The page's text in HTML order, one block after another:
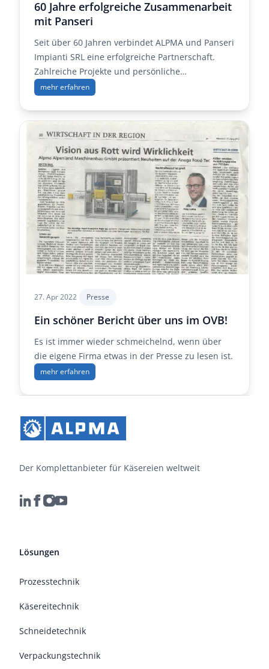
60 Jahre erfolgreiche Zusammenarbeit
mit Panseri
Seit über 60 Jahren verbindet ALPMA und Panseri
Impianti SRL eine erfolgreiche Partnerschaft.
Zahlreiche Projekte und persönliche
Freundschaften prägen diese Zusammenarbeit,
Fachwissen bis heute Bestand hat.
mehr erfahren
27. Apr 2022 Presse
Ein schöner Bericht über uns im OVB!
Es ist immer wieder schmeichelnd, wenn über
die eigene Firma etwas in der Presse zu lesen ist.
mehr erfahren
Der Komplettanbieter für Käsereien weltweit
Lösungen
Prozesstechnik
Käsereitechnik
Schneidetechnik
Verpackungstechnik